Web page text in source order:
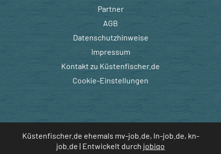
Partner
AGB
Datenschutzhinweise
Impressum
Kontakt zu Küstenfischer.de
Cookie-Einstellungen
Küstenfischer.de ehemals mv-job.de, ln-job.de, kn-
job.de | Entwickelt durch jobiqo